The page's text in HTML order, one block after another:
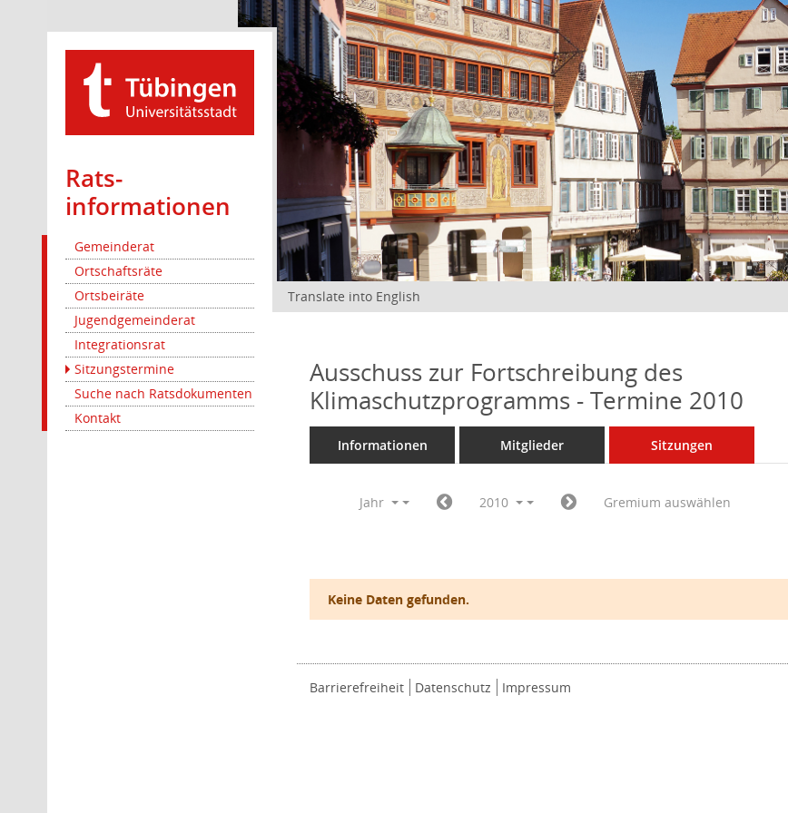
Rats­
informationen
Gemeinderat
Ortschaftsräte
Ortsbeiräte
Jugendgemeinderat
Integrationsrat
Sitzungstermine
Suche nach Ratsdokumenten
Kontakt
Translate into English
Ausschuss zur Fortschreibung des
Klimaschutzprogramms - Termine 2010
Informationen Mitglieder Sitzungen
Jahr 2010 Gremium auswählen
Keine Daten gefunden.
Barrierefreiheit Datenschutz Impressum